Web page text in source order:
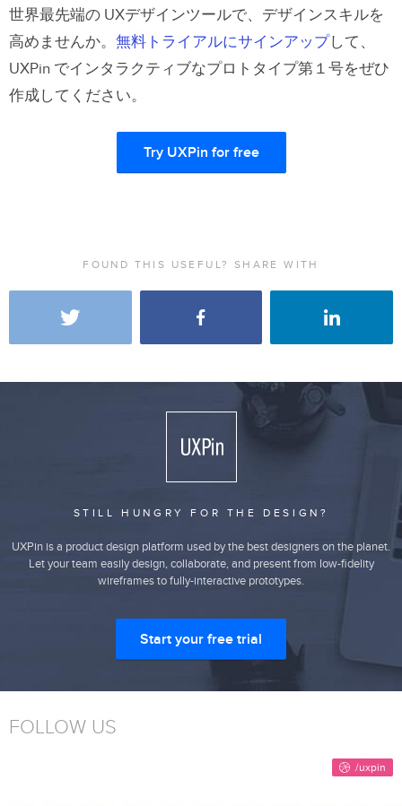
世界最先端の UXデザインツールで、デザインスキルを
高めませんか。 無料トライアルにサインアップして、
UXPin でインタラクティブなプロトタイプ第１号をぜひ
作成してください。
Try UXPin for free
FOUND THIS USEFUL? SHARE WITH
STILL HUNGRY FOR THE DESIGN?
UXPin is a product design platform used by the best designers on the planet.
Let your team easily design, collaborate, and present from low-fidelity
wireframes to fully-interactive prototypes.
Start your free trial
FOLLOW US